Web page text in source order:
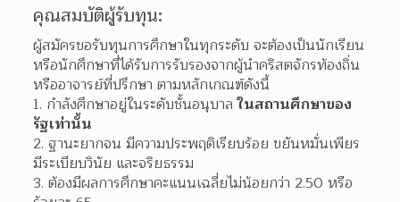
คุณสมบัติผู้รับทุน:
ผู้สมัครขอรับทุนการศึกษาในทุกระดับ จะต้องเป็นนักเรียน
หรือนักศึกษาที่ได้รับการรับรองจากผู้นำคริสตจักรท้องถิ่น
หรืออาจารย์ที่ปรึกษา ตามหลักเกณฑ์ดังนี้
กำลังศึกษาอยู่ในระดับชั้นอนุบาล ในสถานศึกษาของ
รัฐเท่านั้น
ฐานะยากจน มีความประพฤติเรียบร้อย ขยันหมั่นเพียร
มีระเบียบวินัย และจริยธรรม
ต้องมีผลการศึกษาคะแนนเฉลี่ยไม่น้อยกว่า 2.50 หรือ